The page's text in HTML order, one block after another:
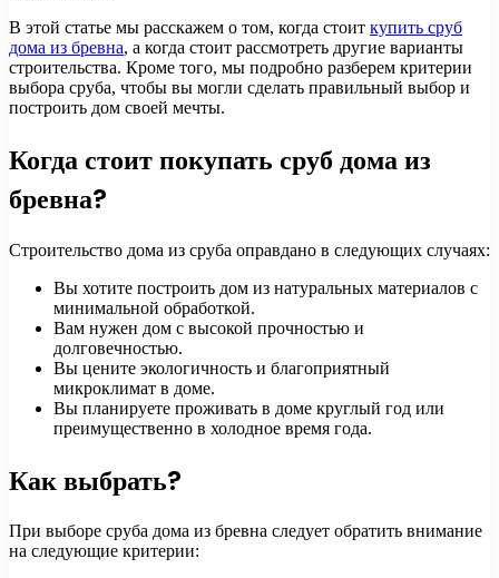
В этой статье мы расскажем о том, когда стоит купить сруб
дома из бревна, а когда стоит рассмотреть другие варианты
строительства. Кроме того, мы подробно разберем критерии
выбора сруба, чтобы вы могли сделать правильный выбор и
построить дом своей мечты.
Когда стоит покупать сруб дома из
бревна?
Строительство дома из сруба оправдано в следующих случаях:
Вы хотите построить дом из натуральных материалов с
минимальной обработкой.
Вам нужен дом с высокой прочностью и
долговечностью.
Вы цените экологичность и благоприятный
микроклимат в доме.
Вы планируете проживать в доме круглый год или
преимущественно в холодное время года.
Как выбрать?
При выборе сруба дома из бревна следует обратить внимание
на следующие критерии: